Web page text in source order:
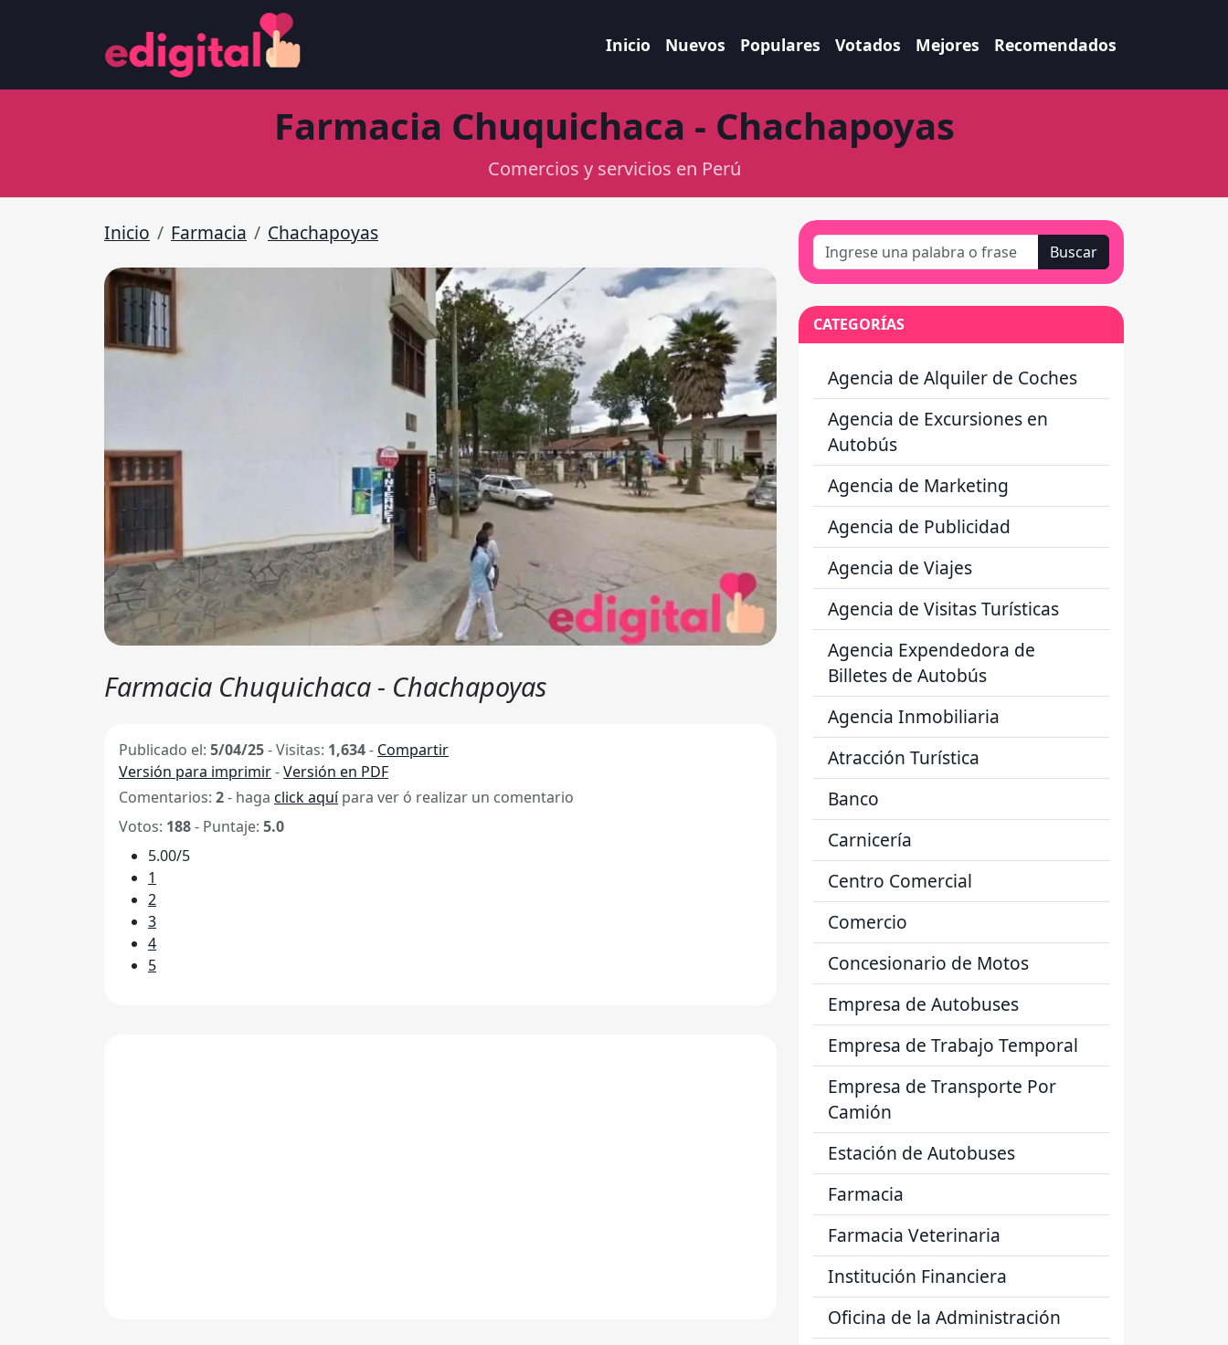
Inicio Nuevos Populares Votados Mejores Recomendados
Farmacia Chuquichaca - Chachapoyas
Comercios y servicios en Perú
Inicio Farmacia Chachapoyas
Farmacia Chuquichaca - Chachapoyas
Publicado el: 5/04/25-Visitas: 1,634- Compartir
Versión para imprimir-Versión en PDF
Comentarios: 2- haga click aquípara ver ó realizar un comentario
Votos: 188- Puntaje: 5.0
5.00/5
1
2
3
4
5
Buscar
CATEGORÍAS
Agencia de Alquiler de Coches
Agencia de Excursiones en
Autobús
Agencia de Marketing
Agencia de Publicidad
Agencia de Viajes
Agencia de Visitas Turísticas
Agencia Expendedora de
Billetes de Autobús
Agencia Inmobiliaria
Atracción Turística
Banco
Carnicería
Centro Comercial
Comercio
Concesionario de Motos
Empresa de Autobuses
Empresa de Trabajo Temporal
Empresa de Transporte Por
Camión
Estación de Autobuses
Farmacia
Farmacia Veterinaria
Institución Financiera
Oficina de la Administración